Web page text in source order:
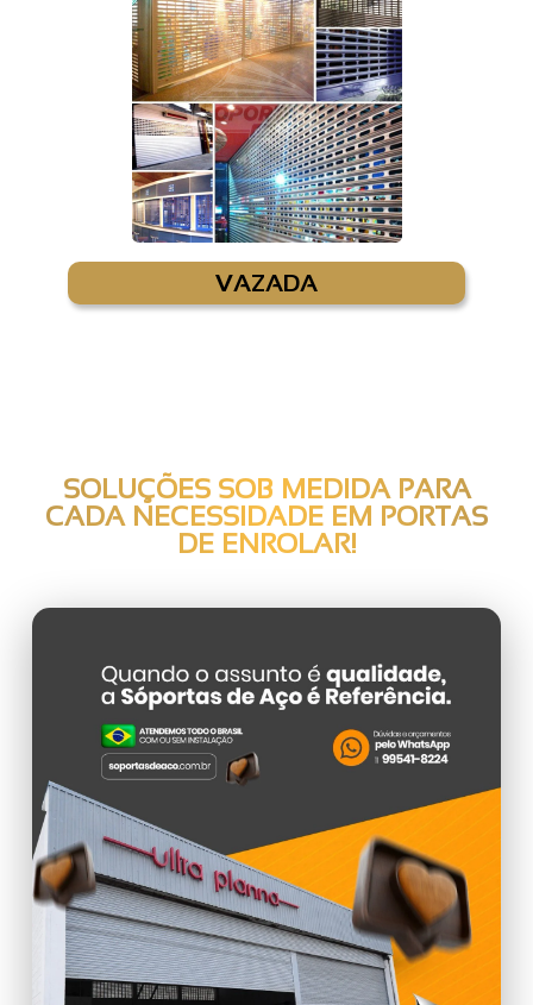
VAZADA
SOLUÇÕES SOB MEDIDA PARA
CADA NECESSIDADE EM PORTAS
DE ENROLAR!